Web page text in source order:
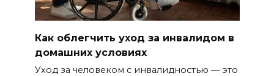
Как облегчить уход за инвалидом в
домашних условиях
Уход за человеком с инвалидностью — это